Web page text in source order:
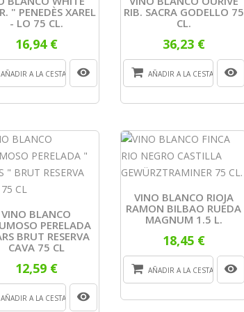
" PENEDÈS XAREL
- LO 75 CL.
16,94 €
AÑADIR A LA CESTA
RIB. SACRA GODELLO 75
CL.
36,23 €
AÑADIR A LA CESTA
VINO BLANCO
PERELADA
BRUT RESERVA
CAVA 75 CL
12,59 €
AÑADIR A LA CESTA
VINO BLANCO RIOJA
RAMON BILBAO RUEDA
MAGNUM 1.5 L.
18,45 €
AÑADIR A LA CESTA